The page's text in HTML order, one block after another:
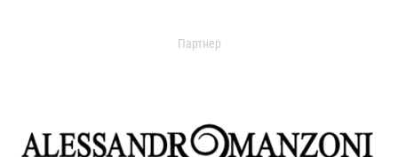
Партнер